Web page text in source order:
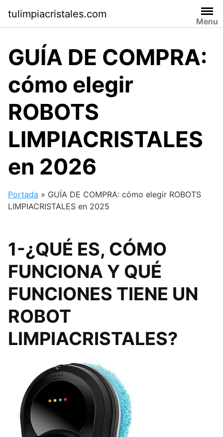
contenido
tulimpiacristales.com
Menu
GUÍA DE COMPRA:
cómo elegir
ROBOTS
LIMPIACRISTALES
en 2026
Portada » GUÍA DE COMPRA: cómo elegir ROBOTS
LIMPIACRISTALES en 2025
1-¿QUÉ ES, CÓMO
FUNCIONA Y QUÉ
FUNCIONES TIENE UN
ROBOT
LIMPIACRISTALES?